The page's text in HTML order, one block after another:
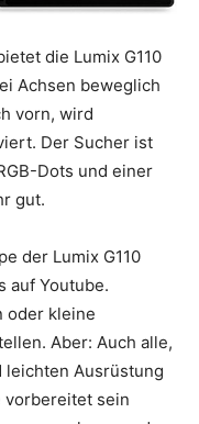
die Lumix G110
Achsen beweglich
vorn, wird
Der Sucher ist
Dots und einer
gut.
der Lumix G110
auf Youtube.
oder kleine
Aber: Auch alle,
Ausrüstung
vorbereitet sein